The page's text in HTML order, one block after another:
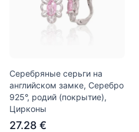
Серебряные серьги на
английском замке, Серебро
925°, родий (покрытие),
Цирконы
27.28 €